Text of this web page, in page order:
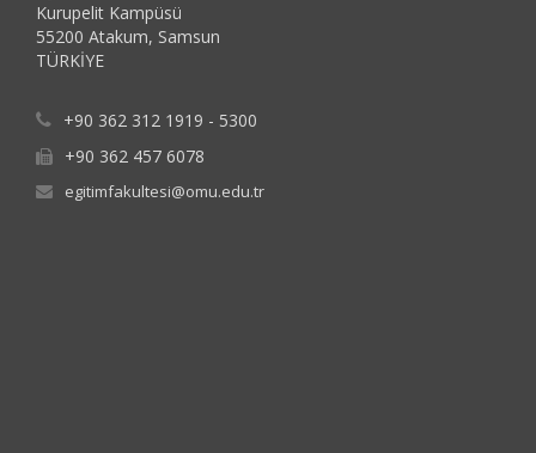
Kurupelit Kampüsü
55200 Atakum, Samsun
TÜRKİYE
+90 362 312 1919 - 5300
+90 362 457 6078
egitimfakultesi@omu.edu.tr